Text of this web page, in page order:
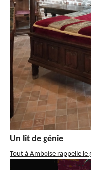
Un lit de génie
Tout à Amboise rappelle le